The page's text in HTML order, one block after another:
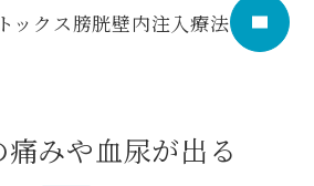
ックス膀胱壁内注入療法
みや血尿が出る